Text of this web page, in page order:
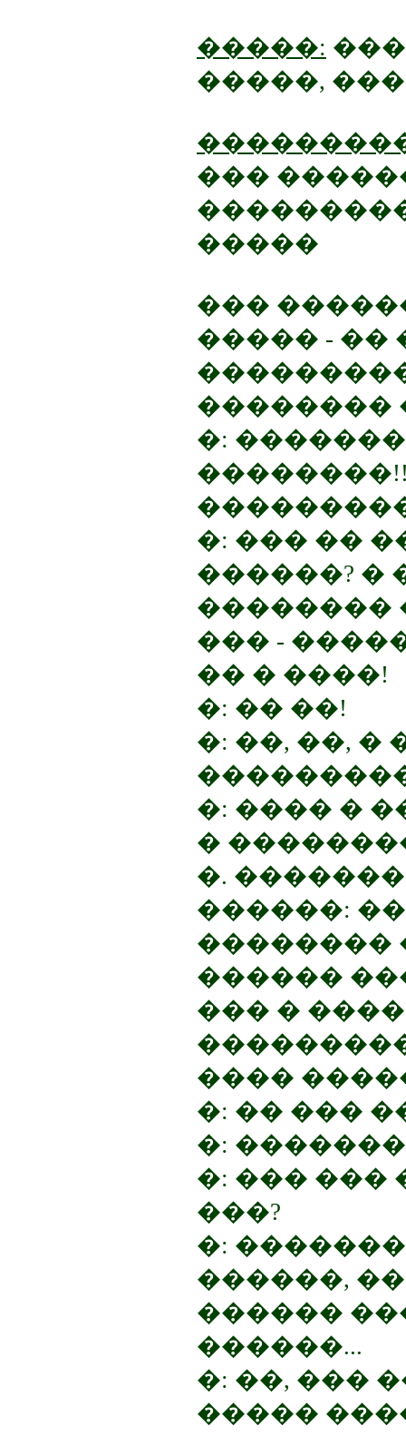
�����:
�����,
���
�����
���
����� - ��
��������
�:
�: ��� ��
������? �
��������
��� -
�� � ����!
�: �� ��!
�: ��, ��, �
�: ���� �
�
�.
������:
��������
������
��� �
����
�: �� ���
�:
�: ��� ���
���?
�:
������,
������
������...
�: ��, ���
�����